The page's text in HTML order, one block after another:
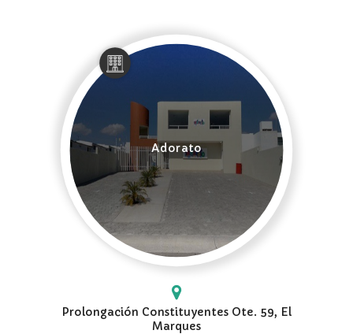
Adorato
Prolongación Constituyentes Ote. 59, El
Marques